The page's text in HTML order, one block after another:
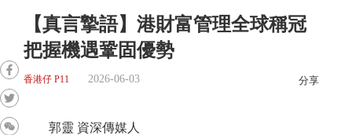
【真言摯語】港財富管理全球稱冠
把握機遇鞏固優勢
香港仔 P11 2026-06-03 分享
郭靈 資深傳媒人